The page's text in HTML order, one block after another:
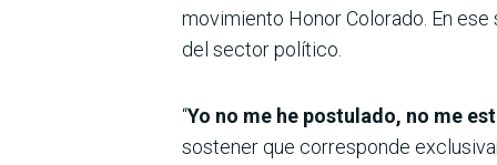
movimiento Honor Colorado. En
del sector político.
“Yo no me he postulado, no me
sostener que corresponde